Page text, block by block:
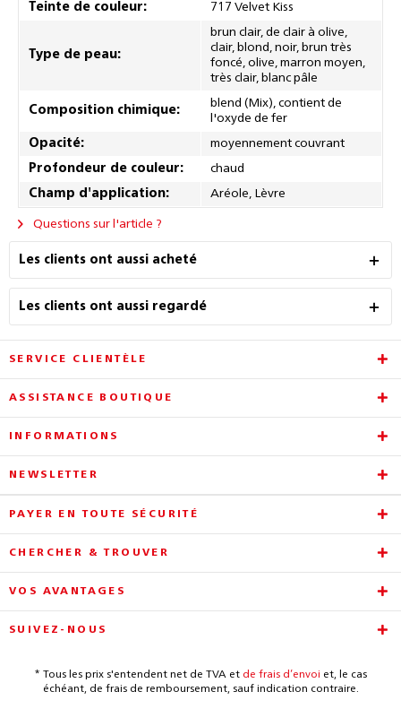
Teinte de couleur: 717 Velvet Kiss
Type de peau:
brun clair, de clair à olive,
clair, blond, noir, brun très
foncé, olive, marron moyen,
très clair, blanc pâle
Composition chimique:
blend (Mix), contient de
l'oxyde de fer
Opacité:
moyennement couvrant
Profondeur de couleur:
chaud
Champ d'application:
Aréole, Lèvre
Questions sur l'article ?
Les clients ont aussi acheté
Les clients ont aussi regardé
SERVICE CLIENTÈLE
ASSISTANCE BOUTIQUE
INFORMATIONS
NEWSLETTER
PAYER EN TOUTE SÉCURITÉ
CHERCHER & TROUVER
VOS AVANTAGES
SUIVEZ-NOUS
* Tous les prix s'entendent net de TVA et de frais d’envoi et, le cas
échéant, de frais de remboursement, sauf indication contraire.